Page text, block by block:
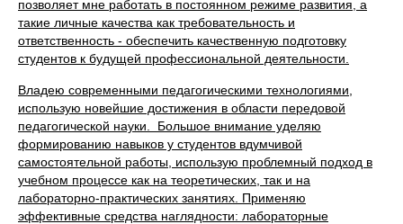
позволяет мне работать в постоянном режиме развития, а
такие личные качества как требовательность и
ответственность - обеспечить качественную подготовку
студентов к будущей профессиональной деятельности.
Владею современными педагогическими технологиями,
использую новейшие достижения в области передовой
педагогической науки. Большое внимание уделяю
формированию навыков у студентов вдумчивой
самостоятельной работы, использую проблемный подход в
учебном процессе как на теоретических, так и на
лабораторно-практических занятиях. Применяю
эффективные средства наглядности: лабораторные